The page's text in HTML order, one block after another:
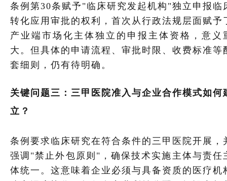
条例第30条赋予"临床研究发起机构"独立申报临
转化应用审批的权利，首次从行政法规层面赋予
产业端市场化主体独立的申报主体资格，意义
大。但具体的申请流程、审批时限、收费标准等
套细则，仍有待明确。
关键问题三：三甲医院准入与企业合作模式如何
立？
条例要求临床研究在符合条件的三甲医院开展，
强调"禁止外包原则"，确保技术实施主体与责任
体统一。这意味着企业必须与具备资质的医疗机